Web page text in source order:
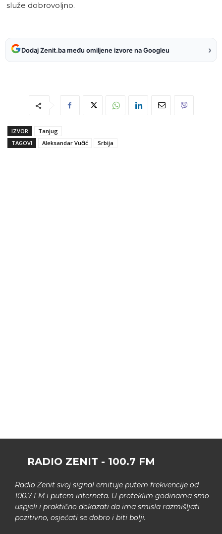
služe dobrovoljno.
Dodaj Zenit.ba među omiljene izvore na Googleu ›
IZVOR
Tanjug
TAGOVI
Aleksandar Vučić Srbija
RADIO ZENIT - 100.7 FM
Radio Zenit svoj signal emituje putem frekvencije od
100.7 FM i putem interneta. U proteklim godinama smo
uspjeli i praktično dokazati da ima smisla razmišljati
pozitivno, osjećati se dobro i biti bolji.